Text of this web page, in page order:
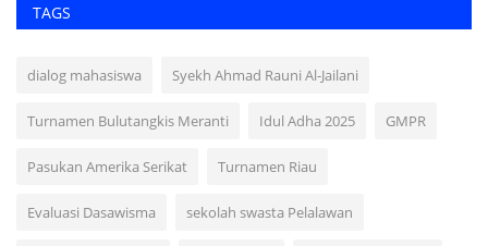
TAGS
dialog mahasiswa Syekh Ahmad Rauni Al-Jailani
Turnamen Bulutangkis Meranti Idul Adha 2025 GMPR
Pasukan Amerika Serikat Turnamen Riau
Evaluasi Dasawisma sekolah swasta Pelalawan